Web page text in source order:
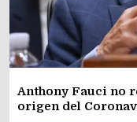
Anthony Fauci no
origen del